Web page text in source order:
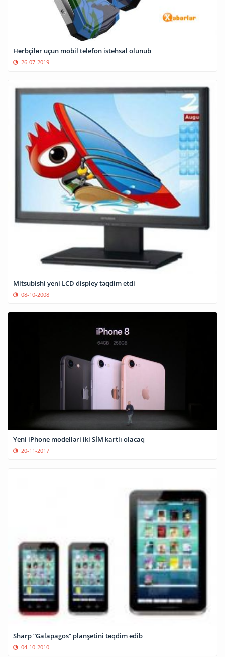
Hərbçilər üçün mobil telefon istehsal olunub
26-07-2019
Mitsubishi yeni LCD displey təqdim etdi
08-10-2008
Yeni iPhone modelləri iki SİM kartlı olacaq
20-11-2017
Sharp “Galapagos” planşetini təqdim edib
04-10-2010